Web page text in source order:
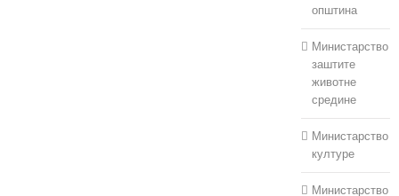
општина
Министарство
заштите
животне
средине
Министарство
културе
Министарство